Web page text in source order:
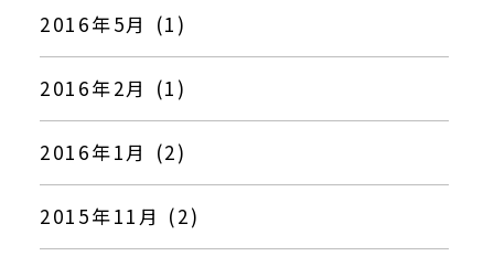
2016年5月 (1)
2016年2月 (1)
2016年1月 (2)
2015年11月 (2)